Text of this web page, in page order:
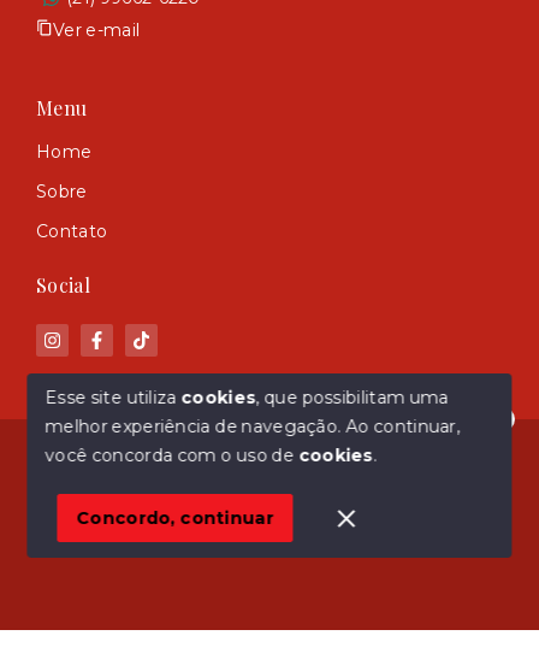
Olá! Estamos disponíveis para te ajudar.
Ver e-mail
Menu
Home
Sobre
Contato
Social
© Copyright 2026 - ASM Imóveis - Todos os direitos
SITE PARA IMOBILIARIA
Esse site utiliza cookies, que possibilitam uma
melhor experiência de navegação.Ao continuar,
você concorda com o uso de cookies.
Concordo, continuar